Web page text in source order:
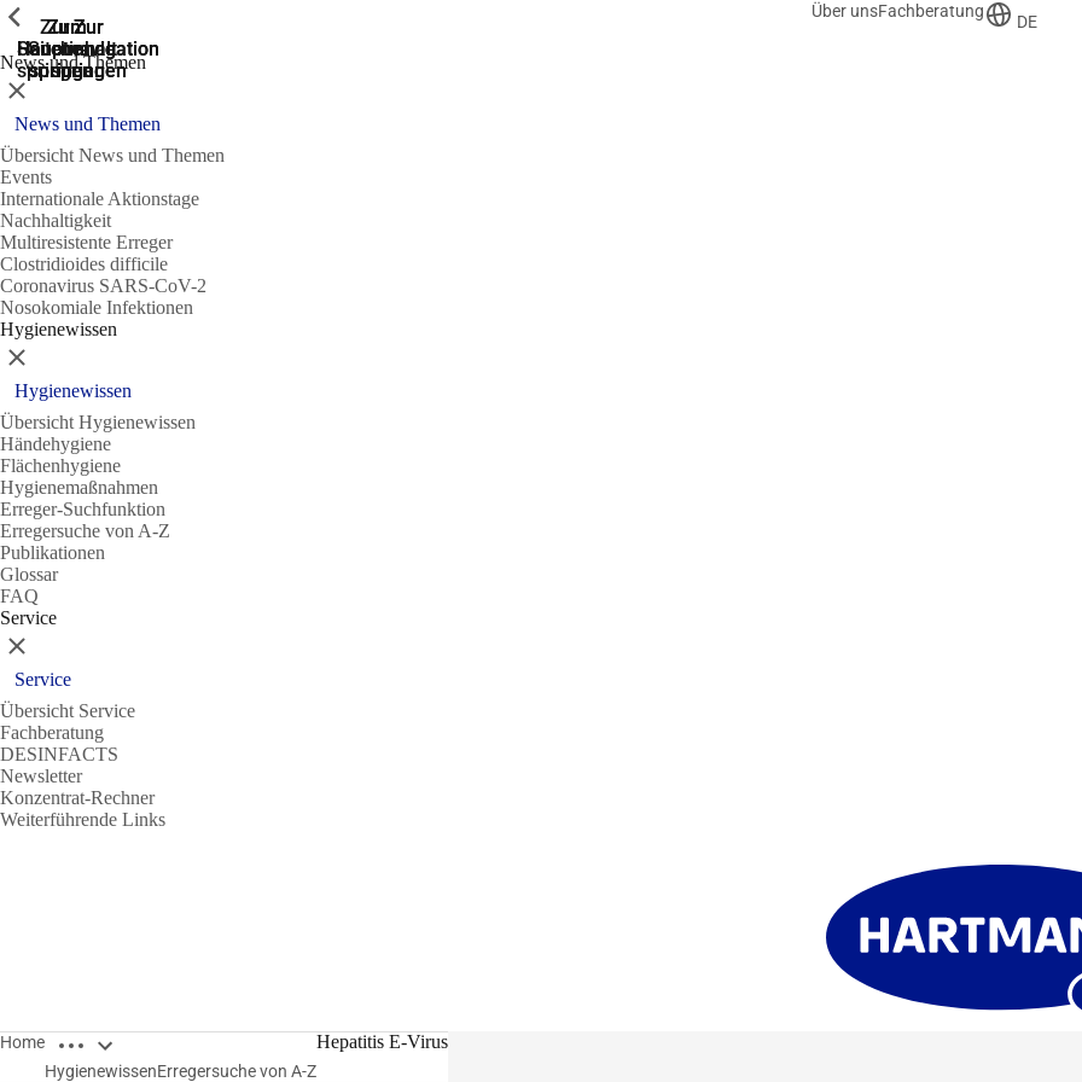
Zur
Suche
springen
Zur
Hauptnavigation
springen
Zur
Hauptnavigation
springen
Zum
Hauptinhalt
springen
Zum
Seitenende
springen
Über unsFachberatung
DE
News und Themen
Zeige vorherige
Schließen
News und Themen
Übersicht News und Themen
Events
Internationale Aktionstage
Nachhaltigkeit
Multiresistente Erreger
Clostridioides difficile
Coronavirus SARS-CoV-2
Nosokomiale Infektionen
Hygienewissen
Zeige vorherige
Schließen
Hygienewissen
Übersicht Hygienewissen
Händehygiene
Flächenhygiene
Hygienemaßnahmen
Erreger-Suchfunktion
Erregersuche von A-Z
Publikationen
Glossar
FAQ
Service
Zeige vorherige
Schließen
Service
Übersicht Service
Fachberatung
DESINFACTS
Newsletter
Konzentrat-Rechner
Weiterführende Links
Home Breadcrumbs öffnen
HygienewissenErregersuche von A-Z
Hepatitis E-Virus